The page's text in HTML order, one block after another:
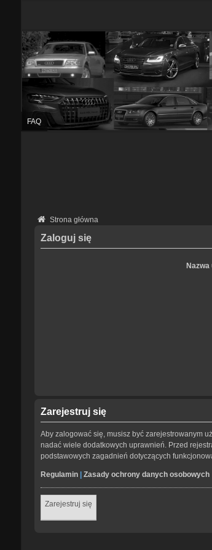
FAQ
Strona główna
Zaloguj się
Zarejestruj się
Aby zalogować się, musisz być zarejestrowanym
nadać wiele dodatkowych uprawnień. Przed
podstawowych zagadnień dotyczących
Regulamin| Zasady ochrony danych osobowych
Zarejestruj się